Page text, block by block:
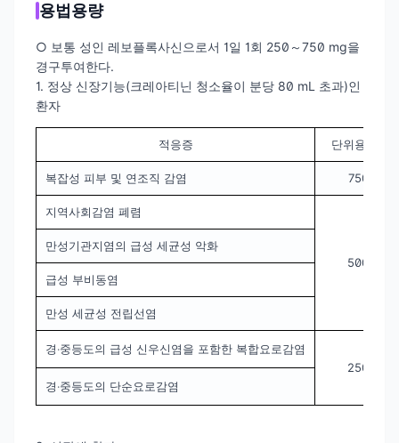
용법용량
○ 보통 성인 레보플록사신으로서 1일 1회 250～750 mg을
경구투여한다.
1. 정상 신장기능(크레아티닌 청소율이 분당 80 mL 초과)인
환자
적응증 단위용량 및
복잡성 피부 및 연조직 감염 750mg
지역사회감염 폐렴
500mg
만성기관지염의 급성 세균성 악화
급성 부비동염
만성 세균성 전립선염
경‧중등도의 급성 신우신염을 포함한 복합요로감염
250mg
경‧중등도의 단순요로감염